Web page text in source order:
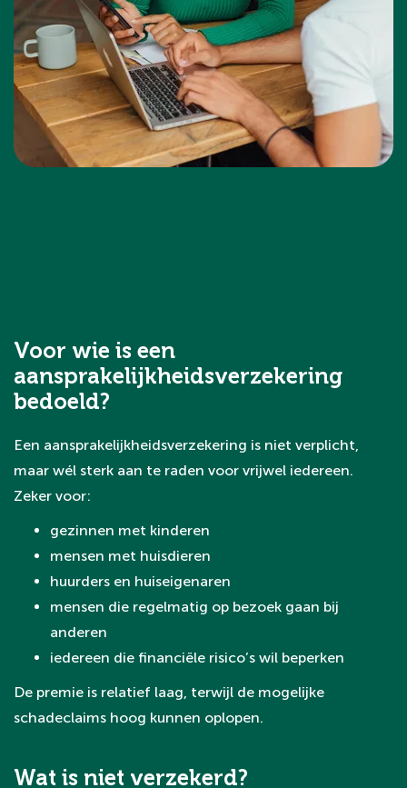
Voor wie is een
aansprakelijkheidsverzekering
bedoeld?
Een aansprakelijkheidsverzekering is niet verplicht,
maar wél sterk aan te raden voor vrijwel iedereen.
Zeker voor:
gezinnen met kinderen
mensen met huisdieren
huurders en huiseigenaren
mensen die regelmatig op bezoek gaan bij
anderen
iedereen die financiële risico’s wil beperken
De premie is relatief laag, terwijl de mogelijke
schadeclaims hoog kunnen oplopen.
Wat is niet verzekerd?